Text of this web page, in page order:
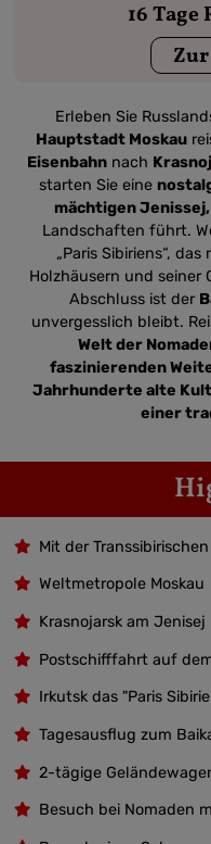
16 Tage
Erleben Sie
Hauptstadt Moskau
Eisenbahn nach
starten Sie eine
mächtigen Jenissej,
Landschaften führt.
„Paris Sibiriens“,
Holzhäusern und seiner
Abschluss ist der
unvergesslich bleibt.
Welt der
faszinierenden
Jahrhunderte alte
einer
Mit der
Weltmetropole Moskau
Krasnojarsk am Jenisej
Postschifffahrt auf
Irkutsk das "Paris
Tagesausflug zum
2-tägige
Besuch bei Nomaden